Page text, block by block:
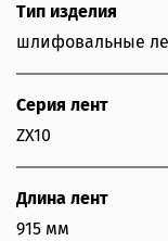
Тип изделия
шлифовальные
Серия лент
ZX10
Длина лент
915 мм